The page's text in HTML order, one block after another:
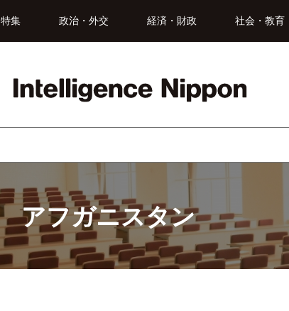
特集 政治・外交 経済・財政 社会・教育
アフガニスタン